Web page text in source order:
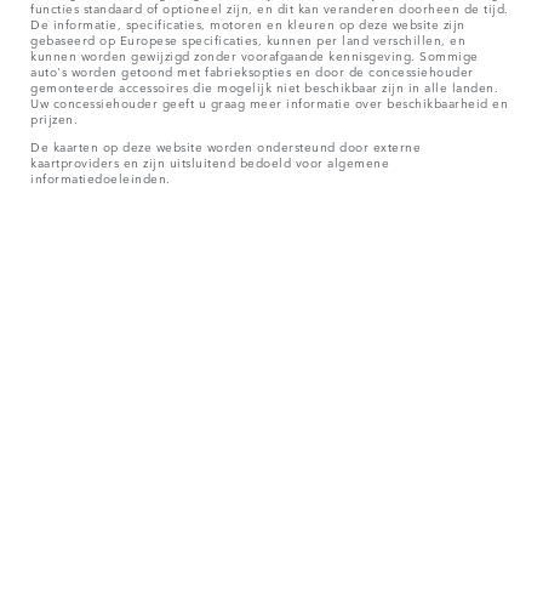
functies standaard of optioneel zijn, en dit kan veranderen doorheen de tijd.
De informatie, specificaties, motoren en kleuren op deze website zijn
gebaseerd op Europese specificaties, kunnen per land verschillen, en
kunnen worden gewijzigd zonder voorafgaande kennisgeving. Sommige
auto's worden getoond met fabrieksopties en door de concessiehouder
gemonteerde accessoires die mogelijk niet beschikbaar zijn in alle landen.
Uw concessiehouder geeft u graag meer informatie over beschikbaarheid en
prijzen.
De kaarten op deze website worden ondersteund door externe
kaartproviders en zijn uitsluitend bedoeld voor algemene
informatiedoeleinden.